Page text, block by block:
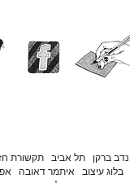
נדב ברקן תל אביב
תקשורת
בלוג עיצוב איתמר דאובה